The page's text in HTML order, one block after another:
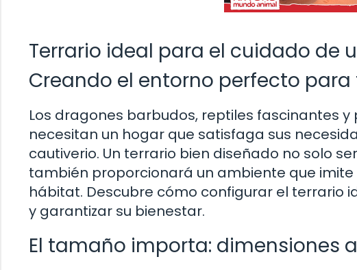
Terrario ideal para el cuidado de
Creando el entorno perfecto
Los dragones barbudos, reptiles fascinantes
necesitan un hogar que satisfaga sus
cautiverio. Un terrario bien diseñado no solo
también proporcionará un ambiente que
hábitat. Descubre cómo configurar el terrario
y garantizar su bienestar.
El tamaño importa: dimensiones